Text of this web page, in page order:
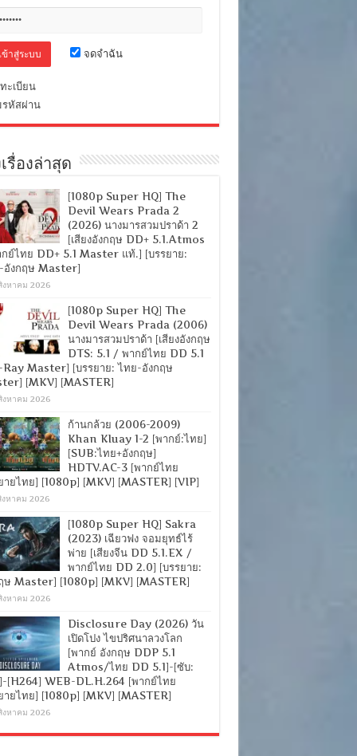
จดจำฉัน
ะเบียน
หัสผ่าน
รื่องล่าสุด
[1080p Super HQ] The
Devil Wears Prada 2
(2026) นางมารสวมปราด้า 2
[เสียงอังกฤษ DD+ 5.1.Atmos
ย์ไทย DD+ 5.1 Master แท้.] [บรรยาย:
อังกฤษ Master]
งหาคม 2026
[1080p Super HQ] The
Devil Wears Prada (2006)
นางมารสวมปราด้า [เสียงอังกฤษ
DTS: 5.1 / พากย์ไทย DD 5.1
Master] [บรรยาย: ไทย-อังกฤษ
[MKV] [MASTER]
งหาคม 2026
ก้านกล้วย (2006-2009)
Khan Kluay 1-2 [พากย์:ไทย]
[SUB:ไทย+อังกฤษ]
HDTV.AC-3 [พากย์ไทย
ายไทย] [1080p] [MKV] [MASTER] [VIP]
งหาคม 2026
[1080p Super HQ] Sakra
(2023) เฉียวฟง จอมยุทธ์ไร้
พ่าย [เสียงจีน DD 5.1.EX /
พากย์ไทย DD 2.0] [บรรยาย:
ษ Master] [1080p] [MKV] [MASTER]
งหาคม 2026
Disclosure Day (2026) วัน
เปิดโปง ไขปริศนาลวงโลก
[พากย์ อังกฤษ DDP 5.1
Atmos/ไทย DD 5.1]-[ซับ:
[H264] WEB-DL.H.264 [พากย์ไทย
ายไทย] [1080p] [MKV] [MASTER]
งหาคม 2026